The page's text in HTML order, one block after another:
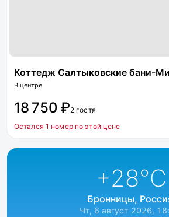
Коттедж Салтыковские бани-
В центре
18 750 ₽2 гостя
Остался 1 номер по этой цене
+28°C
Бронницы,
Чт, 6 август 2026,